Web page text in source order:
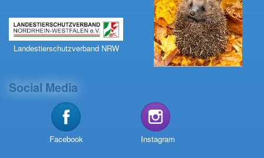
Landestierschutzverband NRW
Social Media
Facebook Instagram